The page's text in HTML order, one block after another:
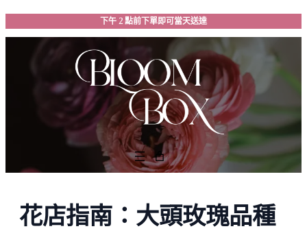
跳
至
下午 2 點前下單即可當天送達
花店指南：大頭玫瑰品種